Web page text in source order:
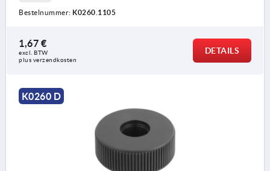
Bestelnummer: K0260.1105
1,67 €
excl. BTW
plus verzendkosten
DETAILS
K0260 D